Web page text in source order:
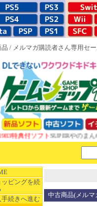
/ メルマガ購読者さん専用セ
典付ソフトSUPERやのまん
ッピングを続
手続きへ進む
中古商品(メル